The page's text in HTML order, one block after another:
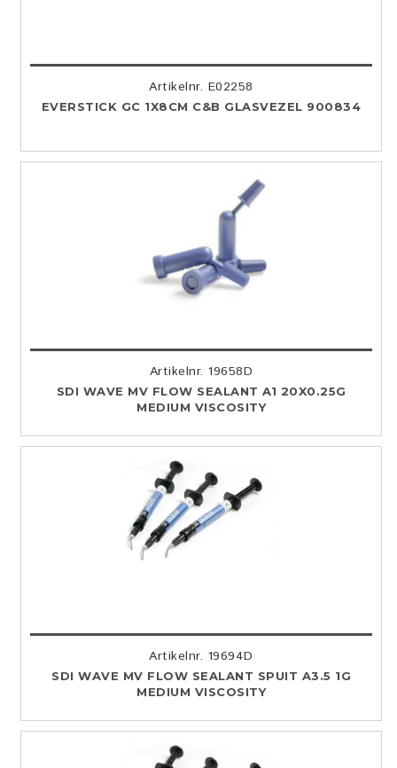
Artikelnr. E02258
EVERSTICK GC 1X8CM C&B GLASVEZEL 900834
Artikelnr. 19658D
SDI WAVE MV FLOW SEALANT A1 20X0.25G
MEDIUM VISCOSITY
Artikelnr. 19694D
SDI WAVE MV FLOW SEALANT SPUIT A3.5 1G
MEDIUM VISCOSITY